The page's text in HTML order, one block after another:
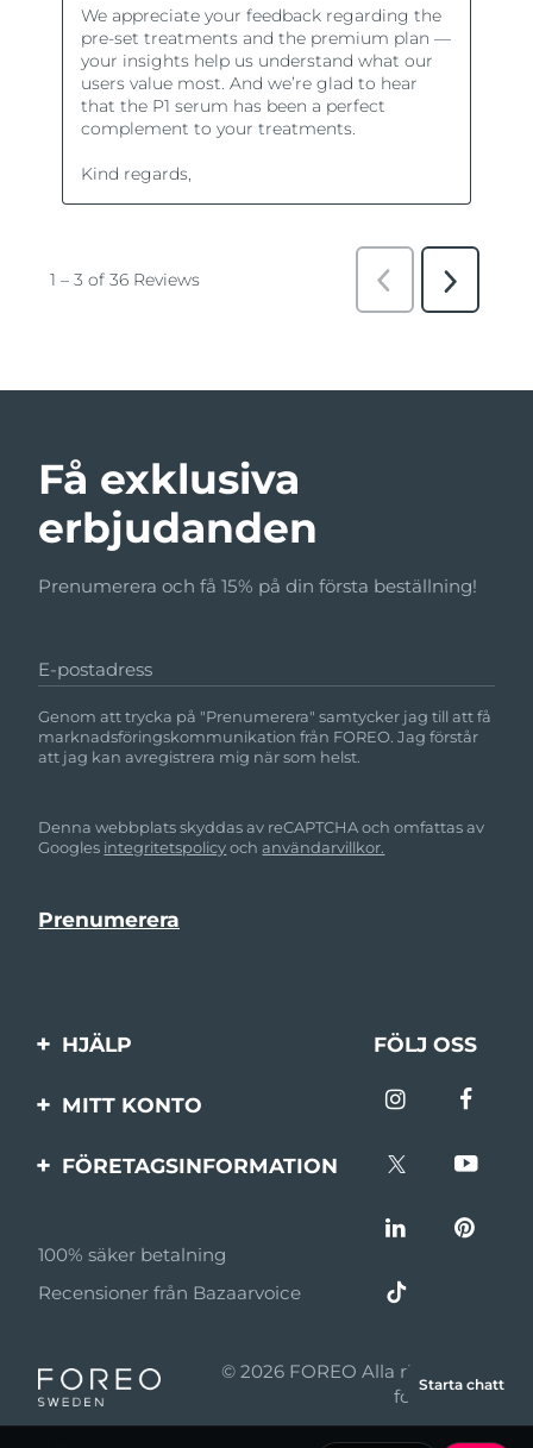
Få exklusiva
erbjudanden
Prenumerera och få 15% på din första beställning!
E-postadress
Genom att trycka på "Prenumerera" samtycker jag till att få
marknadsföringskommunikation från FOREO. Jag förstår
att jag kan avregistrera mig när som helst.
Denna webbplats skyddas av reCAPTCHA och omfattas av
Googles integritetspolicyochanvändarvillkor.
HJÄLP
Kontakta oss
FÖLJ OSS
MITT KONTO
Produktregistrering
FÖRETAGSINFORMATION
Affiliateprogram
Affiliate-nyheter
Återförsäljare
100% säker betalning
Recensioner från Bazaarvoice
© 2026 FOREO Alla rättigheter
förbehållna
Starta chatt